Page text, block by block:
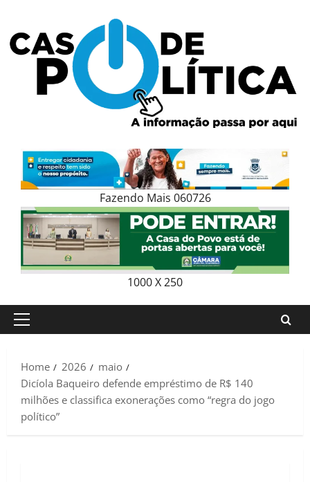
content
Fazendo Mais 060726
1000 X 250
Primary
Home
2026
maio
Dicíola Baqueiro defende empréstimo de R$ 140
milhões e classifica exonerações como “regra do jogo
político”